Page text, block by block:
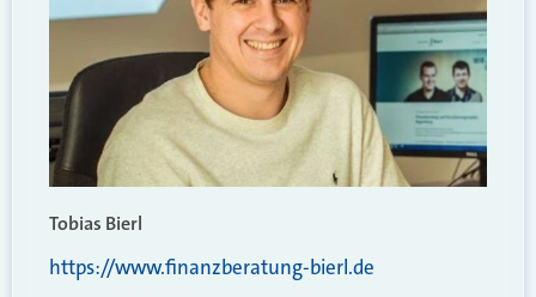
Tobias Bierl
https://www.finanzberatung-bierl.de